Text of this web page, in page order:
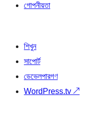
গোপনীয়তা
শিখুন
সাপোর্ট
ডেভেলপারগণ
WordPress.tv ↗